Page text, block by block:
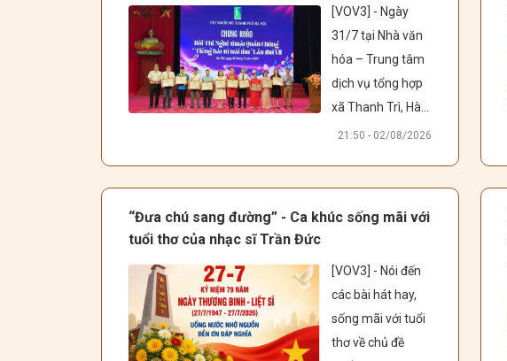
Tập đoàn Truyền
thông Quốc gia
Pháp (France
Médias Monde -
FMM).
[VOV3] - Ngày
31/7 tại Nhà văn
hóa – Trung tâm
dịch vụ tổng hợp
xã Thanh Trì, Hà
Nội đã diễn ra
chúng “Tiếng hát
VII năm 2026” do
Hội người mù TP.
Hà Nội tổ chức.
21:50 - 02/08/2026
“Đưa chú sang đường” - Ca khúc sống mãi với
tuổi thơ của nhạc sĩ Trần Đức
[VOV3] - Nói đến
các bài hát hay,
sống mãi với tuổi
thơ về chủ đề